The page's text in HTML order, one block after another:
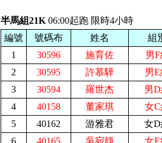
半馬組21K 06:00起跑 限時4小時
編號
號碼布 姓名
組
1
30596 施育佐
男
2
30595 許慕驊
男
3
30594 羅世杰
男
4
40158 董家琪
女
5
40162 游雅君
女
6
40165 吳宛靜
女